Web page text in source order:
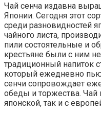
Чай сенча издавна
Японии. Сегодня этот
среди разновидностей
чайного листа,
пили состоятельные и
крестьяне были с ним
традиционный напиток
который ежедневно
сенчи сопровождает
обеды и торжества. Чай
японской, так и с